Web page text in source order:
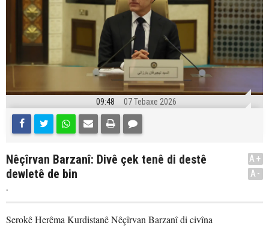
09:48 07 Tebaxe 2026
Nêçîrvan Barzanî: Divê çek tenê di destê
dewletê de bin
.
A+
A-
Serokê Herêma Kurdistanê Nêçîrvan Barzanî di civîna